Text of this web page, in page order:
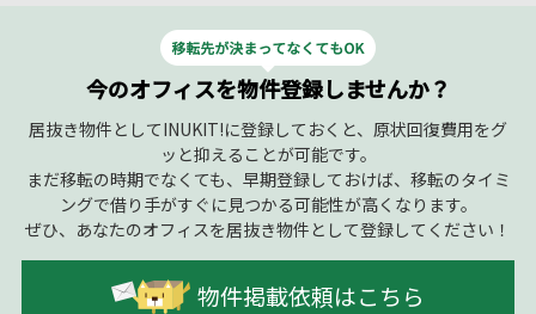
今のオフィスを物件登録しませんか？
居抜き物件としてINUKIT!に登録しておくと、原状回復費用をグ
ッと抑えることが可能です。
まだ移転の時期でなくても、早期登録しておけば、移転のタイミ
ングで借り手がすぐに見つかる可能性が高くなります。
ぜひ、あなたのオフィスを居抜き物件として登録してください！
物件掲載依頼はこちら